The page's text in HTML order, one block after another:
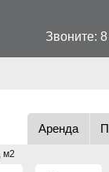
Звоните:
Аренда
м2